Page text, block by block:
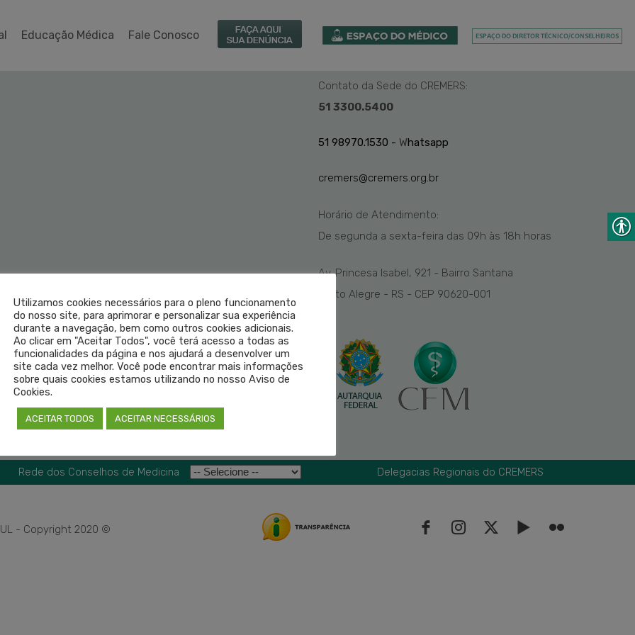
Educação Médica Fale Conosco
Contato da Sede do CREMERS:
51 3300.5400
51 98970.1530 - Whatsapp
cremers@cremers.org.br
Horário de Atendimento:
De segunda a sexta-feira das 09h às 18h horas
Av. Princesa Isabel, 921 - Bairro Santana
Porto Alegre - RS - CEP 90620-001
Rede dos Conselhos de Medicina Delegacias Regionais do CREMERS
SUL - Copyright 2020 ©
Utilizamos cookies necessários para o pleno funcionamento
do nosso site, para aprimorar e personalizar sua experiência
durante a navegação, bem como outros cookies adicionais.
Ao clicar em "Aceitar Todos", você terá acesso a todas as
funcionalidades da página e nos ajudará a desenvolver um
site cada vez melhor. Você pode encontrar mais informações
sobre quais cookies estamos utilizando no nosso Aviso de
Cookies.
ACEITAR TODOS ACEITAR NECESSÁRIOS